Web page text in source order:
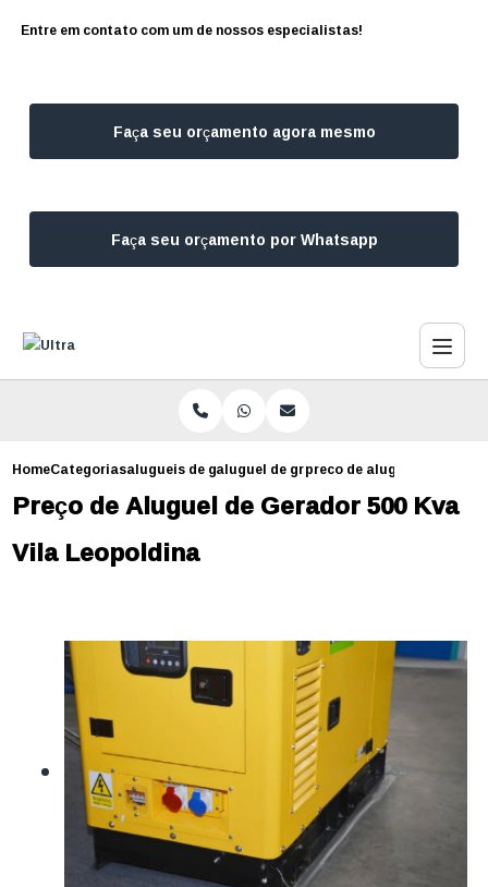
Entre em contato com um de nossos especialistas!
Faça seu orçamento agora mesmo
Faça seu orçamento por Whatsapp
HomeCategoriasalugueis de geradoresaluguel de grupos geradores
preco de aluguel de
Preço de Aluguel de Gerador 500 Kva
Vila Leopoldina